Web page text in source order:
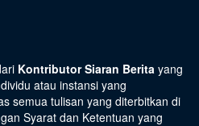
Kontributor Siaran Berita yang
atau instansi yang
semua tulisan yang diterbitkan di
Syarat dan Ketentuan yang